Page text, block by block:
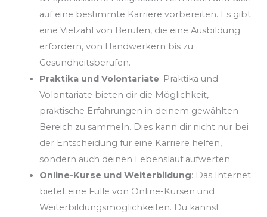
auf eine bestimmte Karriere vorbereiten. Es gibt
eine Vielzahl von Berufen, die eine Ausbildung
erfordern, von Handwerkern bis zu
Gesundheitsberufen.
Praktika und Volontariate: Praktika und
Volontariate bieten dir die Möglichkeit,
praktische Erfahrungen in deinem gewählten
Bereich zu sammeln. Dies kann dir nicht nur bei
der Entscheidung für eine Karriere helfen,
sondern auch deinen Lebenslauf aufwerten.
Online-Kurse und Weiterbildung: Das Internet
bietet eine Fülle von Online-Kursen und
Weiterbildungsmöglichkeiten. Du kannst